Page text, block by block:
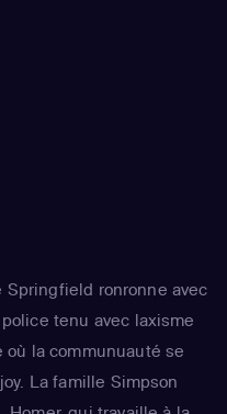
ronronne avec
tenu avec laxisme
la communuauté se
La famille Simpson